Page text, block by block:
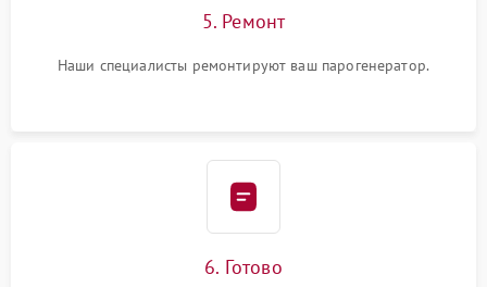
5. Ремонт
Наши специалисты ремонтируют ваш парогенератор.
6. Готово